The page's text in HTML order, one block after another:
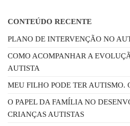
CONTEÚDO RECENTE
PLANO DE INTERVENÇÃO NO
COMO ACOMPANHAR A
AUTISTA
MEU FILHO PODE TER AUTISMO.
O PAPEL DA FAMÍLIA NO
CRIANÇAS AUTISTAS